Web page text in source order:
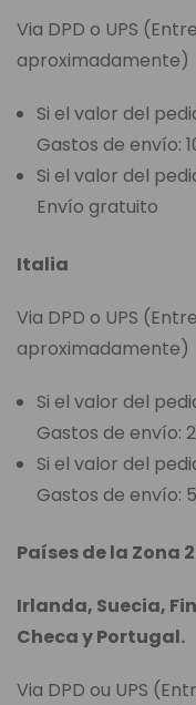
Via DPD o UPS
aproximadamente)
Si el valor del
Gastos de envío:
Si el valor del
Envío gratuito
Italia
Via DPD o UPS
aproximadamente)
Si el valor del
Gastos de envío:
Si el valor del
Gastos de envío:
Países de la Zona
Irlanda, Suecia,
Checa y Portugal.
Via DPD ou UPS